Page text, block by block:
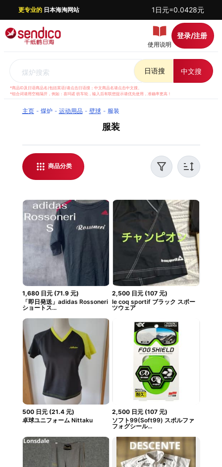
更专业的日本海淘网站 1日元=0.0428元
使用说明
登录/注册
煤炉搜索 日语搜 中文搜
*商品ID及日语商品名(包括英语)请点击日语搜；中文商品名请点击中文搜。
*组合词请用空格隔开，例如：喜玛诺 纺车轮，输入后有联想提示请优先使用，准确率更高！
主页 煤炉 运动用品 壁球 服装
服装
千纸鹤日淘提供日本煤炉 服装代购服务，支持实时
汇率结算，方便全球华人日本海淘。我们提供优质
客服支持，解答日淘相关问题，并对每件商品进行
稳妥打包，保障运输安全。无论是购买日本服装还
现
商品分类
1,680 日元(71.9 元)
「即日発送」adidas Rossoneri
ショートス...
2,500 日元 (107 元)
le coq sportif ブラック スポー
ツウェア
500 日元(21.4 元)
卓球ユニフォーム Nittaku
2,500 日元 (107 元)
ソフト99(Soft99) スポルファ
フォグシール...